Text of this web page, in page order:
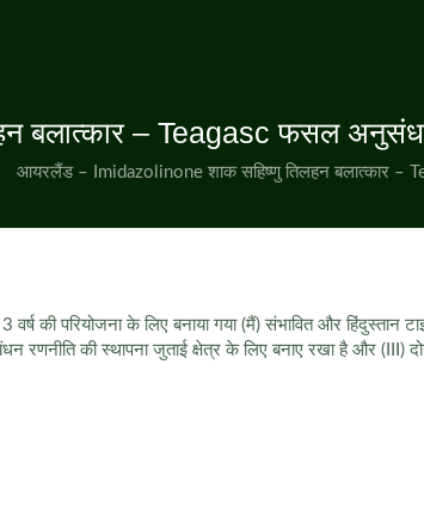
बलात्कार – Teagasc फसल
आयरलैंड – Imidazolinone शाक सहिष्णु तिलहन बलात्कार –
परियोजना के लिए बनाया गया (मैं) संभावित और हिंदुस्तान
रणनीति की स्थापना जुताई क्षेत्र के लिए बनाए रखा है और (III)